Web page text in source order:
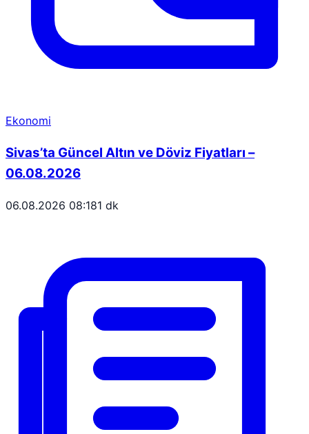
Ekonomi
Sivas’ta Güncel Altın ve Döviz Fiyatları –
06.08.2026
06.08.2026 08:181 dk